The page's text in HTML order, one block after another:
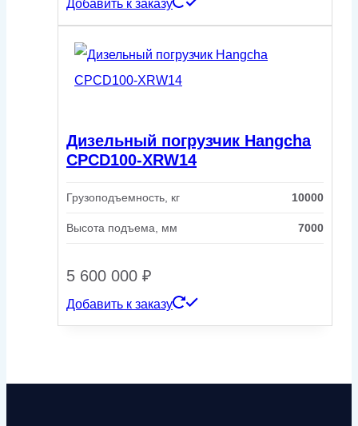
Добавить к заказу
Дизельный погрузчик Hangcha
CPCD100-XRW14
Грузоподъемность, кг 10000
Высота подъема, мм 7000
5 600 000 ₽
Добавить к заказу